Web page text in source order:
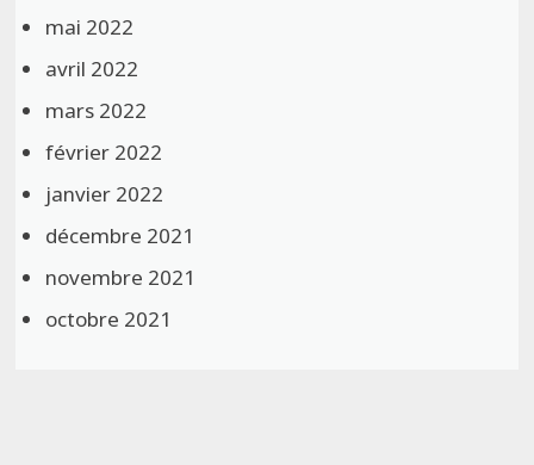
mai 2022
avril 2022
mars 2022
février 2022
janvier 2022
décembre 2021
novembre 2021
octobre 2021